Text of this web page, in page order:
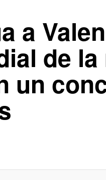
a
de
un